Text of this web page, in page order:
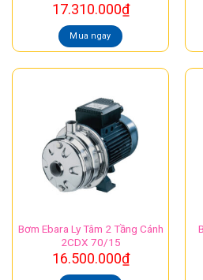
17.310.000₫
Mua ngay
Bơm Ebara Ly Tâm 2 Tầng Cánh
2CDX 70/15
16.500.000₫